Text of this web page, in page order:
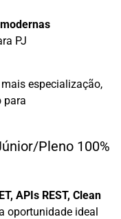
PJ
especialização,
para
Pleno 100%
APIs REST, Clean
oportunidade ideal